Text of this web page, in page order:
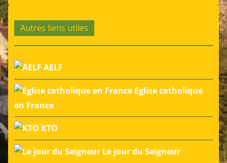
Autres liens utiles
AELF
Eglise catholique
en France
KTO
Le jour du Seigneur